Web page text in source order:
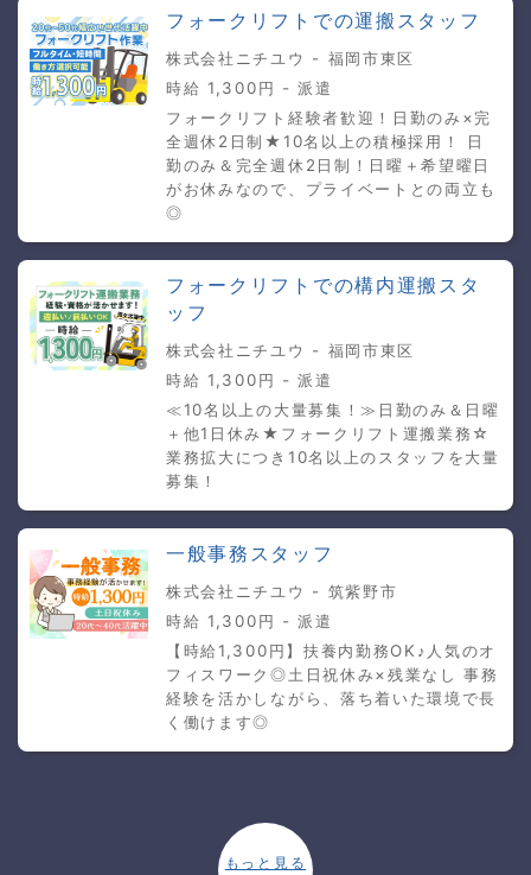
フォークリフトでの運搬スタッフ
株式会社ニチユウ - 福岡市東区
時給 1,300円 - 派遣
フォークリフト経験者歓迎！日勤のみ×完
全週休2日制★10名以上の積極採用！ 日
勤のみ＆完全週休2日制！日曜＋希望曜日
がお休みなので、プライベートとの両立も
◎
フォークリフトでの構内運搬スタ
ッフ
株式会社ニチユウ - 福岡市東区
時給 1,300円 - 派遣
≪10名以上の大量募集！≫日勤のみ＆日曜
＋他1日休み★フォークリフト運搬業務☆
業務拡大につき10名以上のスタッフを大量
募集！
一般事務スタッフ
株式会社ニチユウ - 筑紫野市
時給 1,300円 - 派遣
【時給1,300円】扶養内勤務OK♪人気のオ
フィスワーク◎土日祝休み×残業なし 事務
経験を活かしながら、落ち着いた環境で長
く働けます◎
もっと見る